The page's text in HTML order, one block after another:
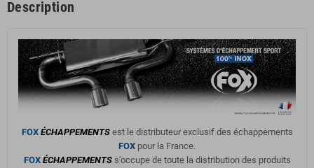
Description
FOX ÉCHAPPEMENTSest le distributeur exclusif des échappements
FOX pour la France.
FOX ÉCHAPPEMENTSs'occupe de toute la distribution des produits